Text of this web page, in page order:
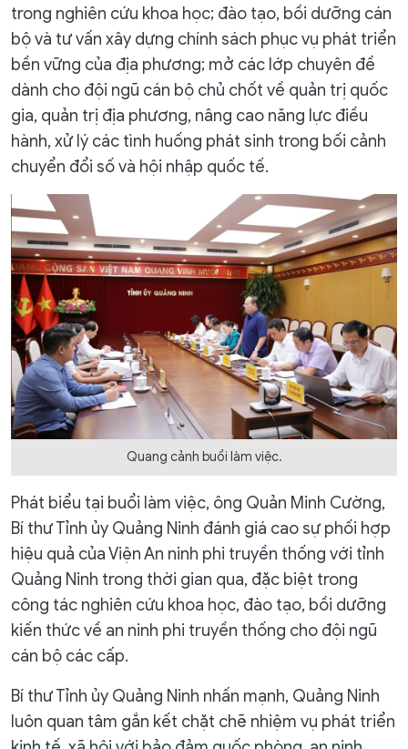
trong nghiên cứu khoa học; đào tạo, bồi dưỡng cán
bộ và tư vấn xây dựng chính sách phục vụ phát triển
bền vững của địa phương; mở các lớp chuyên đề
dành cho đội ngũ cán bộ chủ chốt về quản trị quốc
gia, quản trị địa phương, nâng cao năng lực điều
hành, xử lý các tình huống phát sinh trong bối cảnh
chuyển đổi số và hội nhập quốc tế.
Quang cảnh buổi làm việc.
Phát biểu tại buổi làm việc, ông Quản Minh Cường,
Bí thư Tỉnh ủy Quảng Ninh đánh giá cao sự phối hợp
hiệu quả của Viện An ninh phi truyền thống với tỉnh
Quảng Ninh trong thời gian qua, đặc biệt trong
công tác nghiên cứu khoa học, đào tạo, bồi dưỡng
kiến thức về an ninh phi truyền thống cho đội ngũ
cán bộ các cấp.
Bí thư Tỉnh ủy Quảng Ninh nhấn mạnh, Quảng Ninh
luôn quan tâm gắn kết chặt chẽ nhiệm vụ phát triển